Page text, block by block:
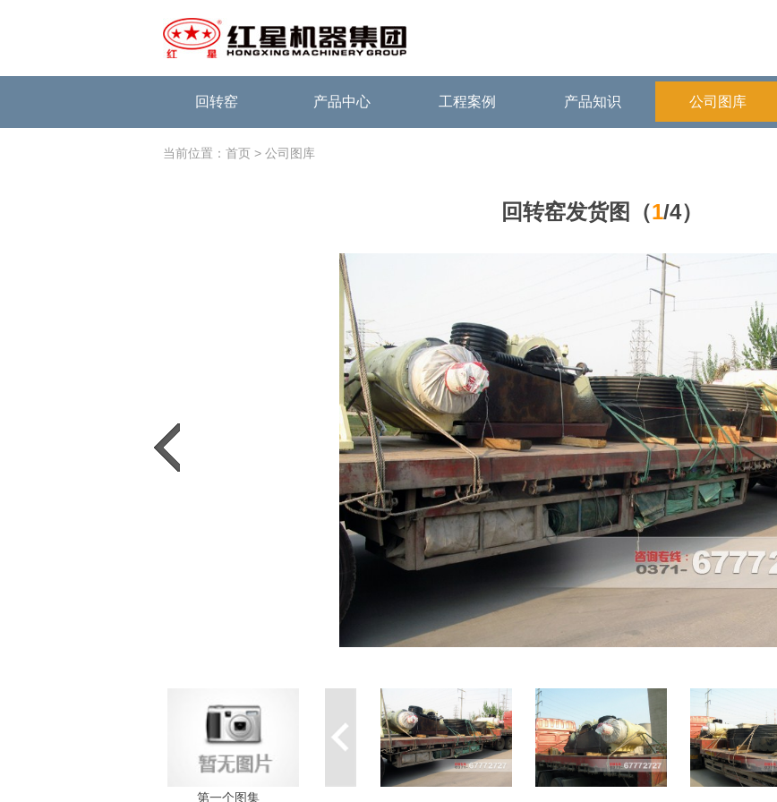
回转窑 产品中心 工程案例 产品知识 公司图库
当前位置： 首页 > 公司图库
回转窑发货图（1/4）
第一个图集